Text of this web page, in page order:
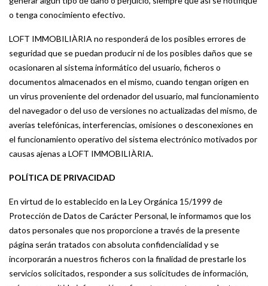
o tenga conocimiento efectivo.
LOFT IMMOBILIÀRIA no responderá de los posibles errores de
seguridad que se puedan producir ni de los posibles daños que se
ocasionaren al sistema informático del usuario, ficheros o
documentos almacenados en el mismo, cuando tengan origen en
un virus proveniente del ordenador del usuario, mal funcionamiento
del navegador o del uso de versiones no actualizadas del mismo, de
averías telefónicas, interferencias, omisiones o desconexiones en
el funcionamiento operativo del sistema electrónico motivados por
causas ajenas a LOFT IMMOBILIÀRIA.
POLÍTICA DE PRIVACIDAD
En virtud de lo establecido en la Ley Orgánica 15/1999 de
Protección de Datos de Carácter Personal, le informamos que los
datos personales que nos proporcione a través de la presente
página serán tratados con absoluta confidencialidad y se
incorporarán a nuestros ficheros con la finalidad de prestarle los
servicios solicitados, responder a sus solicitudes de información,